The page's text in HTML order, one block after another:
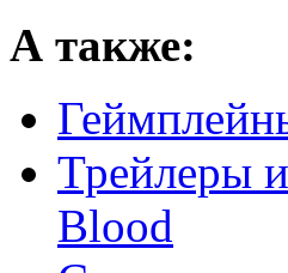
А также:
Трейлеры
Blood